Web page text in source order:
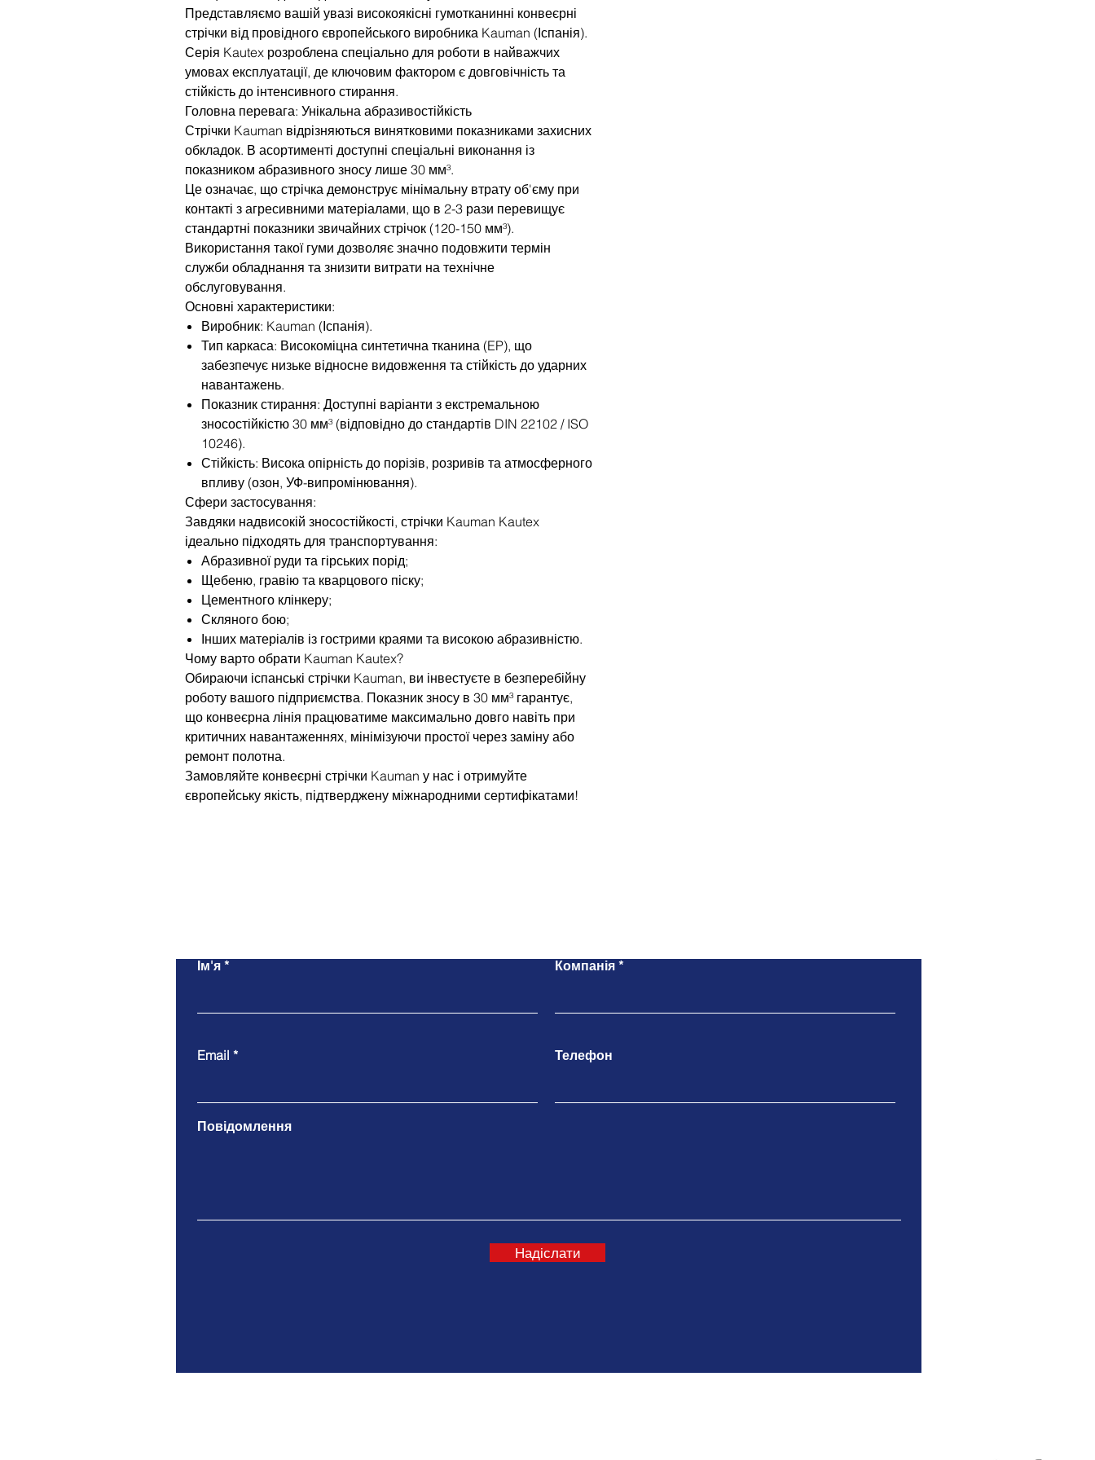
Представляємо вашій увазі високоякісні гумотканинні конвеєрні
стрічки від провідного європейського виробника Kauman (Іспанія).
Серія Kautex розроблена спеціально для роботи в найважчих
умовах експлуатації, де ключовим фактором є довговічність та
стійкість до інтенсивного стирання.
Головна перевага: Унікальна абразивостійкість
Стрічки Kauman відрізняються винятковими показниками захисних
обкладок. В асортименті доступні спеціальні виконання із
показником абразивного зносу лише 30 мм³.
Це означає, що стрічка демонструє мінімальну втрату об'єму при
контакті з агресивними матеріалами, що в 2-3 рази перевищує
стандартні показники звичайних стрічок (120-150 мм³).
Використання такої гуми дозволяє значно подовжити термін
служби обладнання та знизити витрати на технічне
обслуговування.
Основні характеристики:
Виробник: Kauman (Іспанія).
Тип каркаса: Високоміцна синтетична тканина (EP), що
забезпечує низьке відносне видовження та стійкість до ударних
навантажень.
Показник стирання: Доступні варіанти з екстремальною
зносостійкістю 30 мм³ (відповідно до стандартів DIN 22102 / ISO
10246).
Стійкість: Висока опірність до порізів, розривів та атмосферного
впливу (озон, УФ-випромінювання).
Сфери застосування:
Завдяки надвисокій зносостійкості, стрічки Kauman Kautex
ідеально підходять для транспортування:
Абразивної руди та гірських порід;
Щебеню, гравію та кварцового піску;
Цементного клінкеру;
Скляного бою;
Інших матеріалів із гострими краями та високою абразивністю.
Чому варто обрати Kauman Kautex?
Обираючи іспанські стрічки Kauman, ви інвестуєте в безперебійну
роботу вашого підприємства. Показник зносу в 30 мм³ гарантує,
що конвеєрна лінія працюватиме максимально довго навіть при
критичних навантаженнях, мінімізуючи простої через заміну або
ремонт полотна.
Замовляйте конвеєрні стрічки Kauman у нас і отримуйте
європейську якість, підтверджену міжнародними сертифікатами!
Ім'я Компанія
Email Телефон
Повідомлення
Надіслати